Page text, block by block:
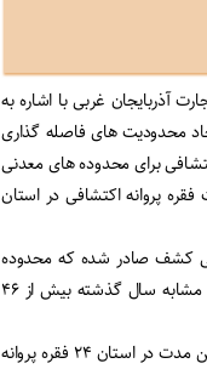
آذربایجان غربی با اشاره به
محدودیت های فاصله گذاری
برای محدوده های معدنی
سال جاری هشت فقره پروانه اکتشافی در استان
محدوده اکتشافی، گواهی کشف صادر شده که محدوده
های یاد شده در شرف بهره برداری قرار گرفتند که نسبت به مدت زمان مشابه سال گذشته بیش از ۴۶
رئیس سازمان صنعت، معدن و تجارت آذربایجان غربی عنوان کرد: طی این مدت در استان ۲۴ فقره پروانه